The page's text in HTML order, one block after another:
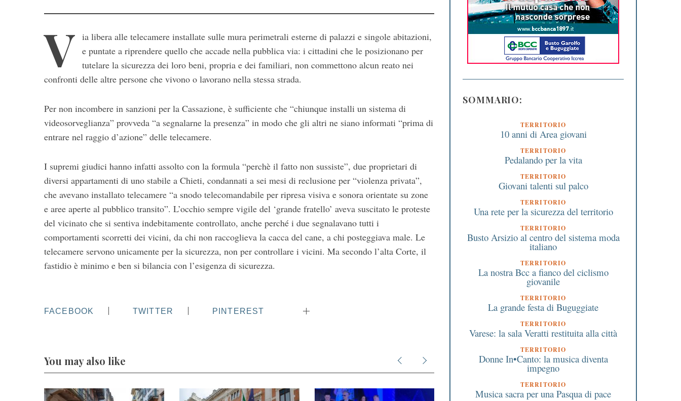
V
ia libera alle telecamere installate sulle mura perimetrali esterne di palazzi e singole abitazioni,
e puntate a riprendere quello che accade nella pubblica via: i cittadini che le posizionano per
tutelare la sicurezza dei loro beni, propria e dei familiari, non commettono alcun reato nei
confronti delle altre persone che vivono o lavorano nella stessa strada.
Per non incombere in sanzioni per la Cassazione, è sufficiente che “chiunque installi un sistema di
videosorveglianza” provveda “a segnalarne la presenza” in modo che gli altri ne siano informati “prima di
entrare nel raggio d’azione” delle telecamere.
I supremi giudici hanno infatti assolto con la formula “perchè il fatto non sussiste”, due proprietari di
diversi appartamenti di uno stabile a Chieti, condannati a sei mesi di reclusione per “violenza privata”,
che avevano installato telecamere “a snodo telecomandabile per ripresa visiva e sonora orientate su zone
e aree aperte al pubblico transito”. L’occhio sempre vigile del ‘grande fratello’ aveva suscitato le proteste
del vicinato che si sentiva indebitamente controllato, anche perché i due segnalavano tutti i
comportamenti scorretti dei vicini, da chi non raccoglieva la cacca del cane, a chi posteggiava male. Le
telecamere servono unicamente per la sicurezza, non per controllare i vicini. Ma secondo l’alta Corte, il
fastidio è minimo e ben si bilancia con l’esigenza di sicurezza.
FACEBOOK TWITTER PINTEREST
You may also like
SOMMARIO:
TERRITORIO
10 anni di Area giovani
TERRITORIO
Pedalando per la vita
TERRITORIO
Giovani talenti sul palco
TERRITORIO
Una rete per la sicurezza del territorio
TERRITORIO
Busto Arsizio al centro del sistema moda
italiano
TERRITORIO
La nostra Bcc a fianco del ciclismo
giovanile
TERRITORIO
La grande festa di Buguggiate
TERRITORIO
Varese: la sala Veratti restituita alla città
TERRITORIO
Donne In•Canto: la musica diventa
impegno
TERRITORIO
Musica sacra per una Pasqua di pace
r
c
f
r
: